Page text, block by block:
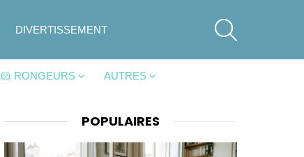
DIVERTISSEMENT
🐹 RONGEURS AUTRES
POPULAIRES